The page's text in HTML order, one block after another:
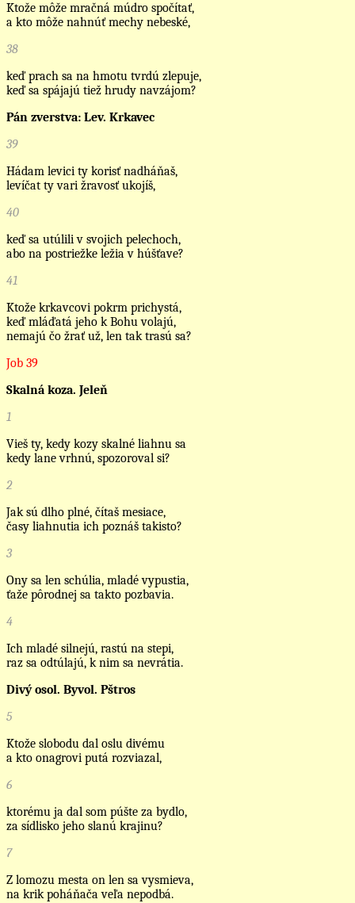
Ktože môže mračná múdro spočítať,
a kto môže nahnúť mechy nebeské,
38
keď prach sa na hmotu tvrdú zlepuje,
keď sa spájajú tiež hrudy navzájom?
Pán zverstva: Lev. Krkavec
39
Hádam levici ty korisť nadháňaš,
levíčat ty vari žravosť ukojíš,
40
keď sa utúlili v svojich pelechoch,
abo na postriežke ležia v húšťave?
41
Ktože krkavcovi pokrm prichystá,
keď mláďatá jeho k Bohu volajú,
nemajú čo žrať už, len tak trasú sa?
Job 39
Skalná koza. Jeleň
1
Vieš ty, kedy kozy skalné liahnu sa
kedy lane vrhnú, spozoroval si?
2
Jak sú dlho plné, čítaš mesiace,
časy liahnutia ich poznáš takisto?
3
Ony sa len schúlia, mladé vypustia,
ťaže pôrodnej sa takto pozbavia.
4
Ich mladé silnejú, rastú na stepi,
raz sa odtúlajú, k nim sa nevrátia.
Divý osol. Byvol. Pštros
5
Ktože slobodu dal oslu divému
a kto onagrovi putá rozviazal,
6
ktorému ja dal som púšte za bydlo,
za sídlisko jeho slanú krajinu?
7
Z lomozu mesta on len sa vysmieva,
na krik poháňača veľa nepodbá.